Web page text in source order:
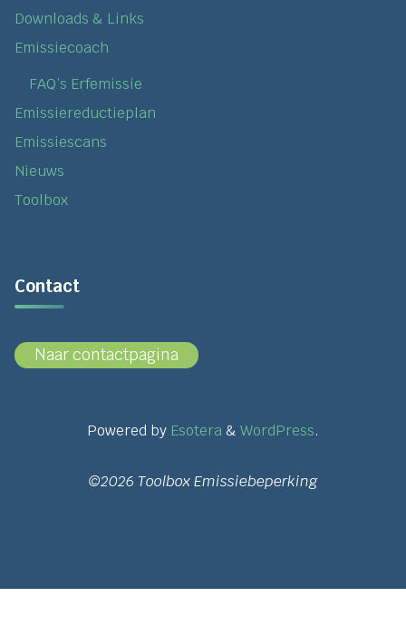
Downloads & Links
Emissiecoach
FAQ’s Erfemissie
Emissiereductieplan
Emissiescans
Nieuws
Toolbox
Contact
Naar contactpagina
Powered by Esotera & WordPress.
©2026 Toolbox Emissiebeperking